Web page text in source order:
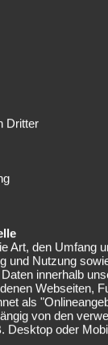
der einzige, der
die Mannschaft
gewinnen,
dass wir eine
eine
ist nicht unser
der
Ob seine
Ein
Hoffenheim
Dritter
Art, den Umfang
und Nutzung
innerhalb
Webseiten,
als
von den
Desktop oder